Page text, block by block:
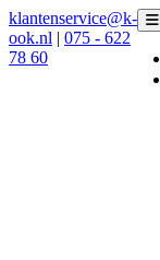
klantenservice@k-
ook.nl | 075 - 622
78 60